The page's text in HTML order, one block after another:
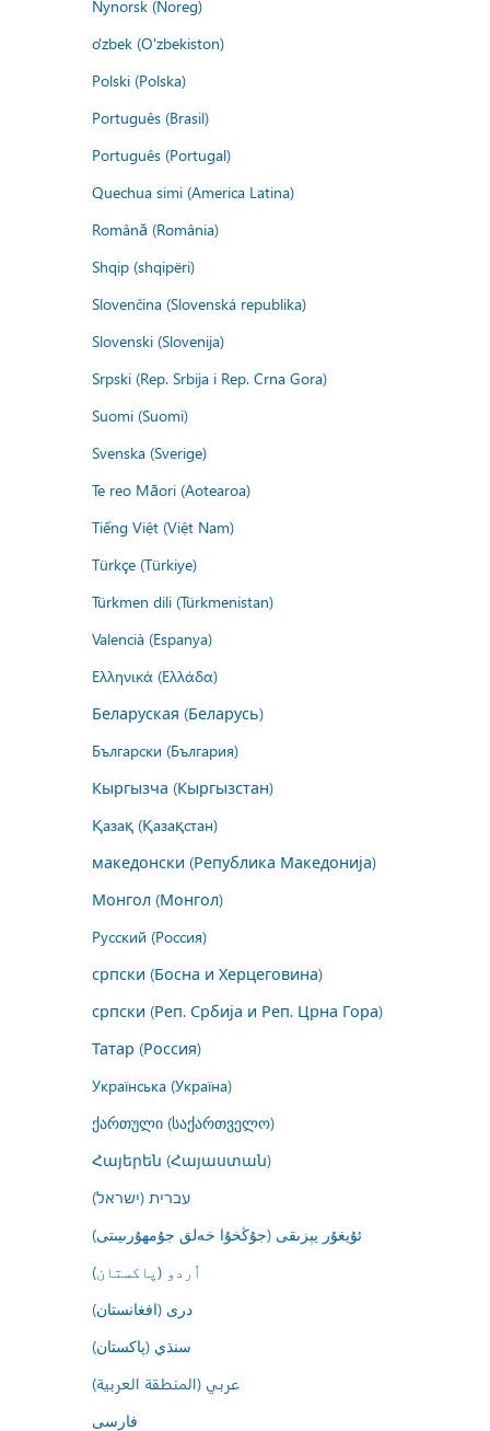
Nynorsk (Noreg)
o'zbek (O'zbekiston)
Polski (Polska)
Português (Brasil)
Português (Portugal)
Quechua simi (America Latina)
Română (România)
Shqip (shqipëri)
Slovenčina (Slovenská republika)
Slovenski (Slovenija)
Srpski (Rep. Srbija i Rep. Crna Gora)
Suomi (Suomi)
Svenska (Sverige)
Te reo Māori (Aotearoa)
Tiếng Việt (Việt Nam)
Türkçe (Türkiye)
Türkmen dili (Türkmenistan)
Valencià (Espanya)
Ελληνικά (Ελλάδα)
Беларуская (Беларусь)
Български (България)
Кыргызча (Кыргызстан)
Қазақ (Қазақстан)
македонски (Република Македонија)
Монгол (Монгол)
Русский (Россия)
српски (Босна и Херцеговина)
српски (Реп. Србија и Реп. Црна Гора)
Татар (Россия)
Українська (Україна)
ქართული (საქართველო)
Հայերեն (Հայաստան)
עברית (ישראל)
ئۇيغۇر يېزىقى (جۇڭخۇا خەلق جۇمھۇرىيىتى)
اُردو (پاکستان)
درى (افغانستان)
سنڌي (پاکستان)
عربي (المنطقة العربية)
فارسى